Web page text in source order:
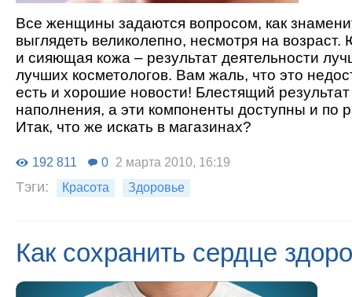
Все женщины задаются вопросом, как
выглядеть великолепно, несмотря на
и сияющая кожа – результат деятельности
лучших косметологов. Вам жаль, что это
есть и хорошие новости! Блестящий
наполнения, а эти компоненты доступны и по
Итак, что же искать в магазинах?
192 811 0 2 марта 2010, 16:19
Тэги: Красота Здоровье
Как сохранить сердце